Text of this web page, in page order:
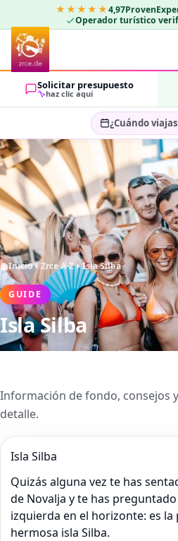
★★★★★4,97
Operador turístico
Solicitar presupuesto
haz clic aquí
¿Cuándo
Seleccionar
HUÉSPEDES
2
Inicio Zrce A-Z Isla Silba
GUIDE
Isla Silba
Información de fondo, consejos
detalle.
Isla Silba
Quizás alguna vez te has
de Novalja y te has preguntado
izquierda en el horizonte: es la
hermosa isla Silba.